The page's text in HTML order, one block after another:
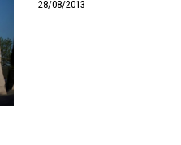
28/08/2013